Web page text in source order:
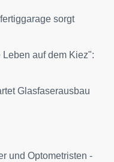
sorgt
auf dem Kiez":
Glasfaserausbau
und Optometristen -